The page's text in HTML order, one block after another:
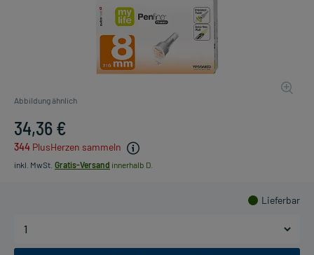
Abbildung ähnlich
34,36 €
344 PlusHerzen sammeln
inkl. MwSt. Gratis-Versand innerhalb D.
Lieferbar